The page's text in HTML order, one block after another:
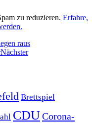
zu reduzieren. Erfahre,
raus
Nächster
Brettspiel
CDUCorona-